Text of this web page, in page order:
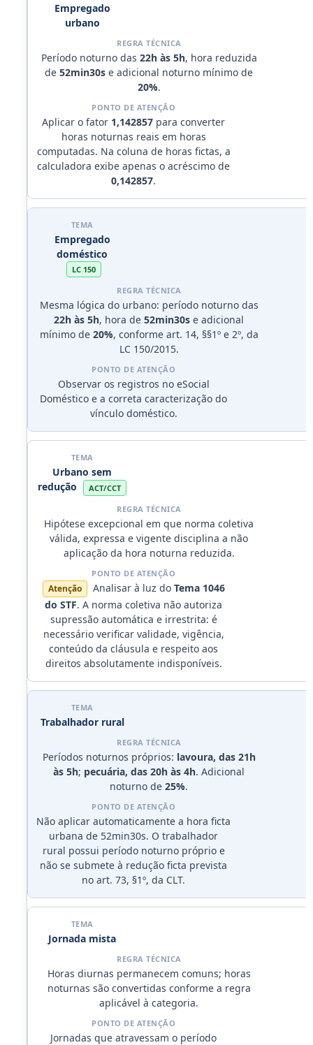
Empregado
urbano
Período noturno das 22h às 5h, hora reduzida
de52min30s e adicional noturno mínimo de
20%.
Aplicar o fator 1,142857 para converter
horas noturnas reais em horas
computadas. Na coluna de horas fictas, a
calculadora exibe apenas o acréscimo de
0,142857.
Empregado
doméstico
LC 150
Mesma lógica do urbano: período noturno das
22h às 5h, hora de52min30s e adicional
mínimo de 20%, conforme art. 14, §§1º e 2º, da
LC 150/2015.
Observar os registros no eSocial
Doméstico e a correta caracterização do
vínculo doméstico.
Urbano sem
redução
ACT/CCT
Hipótese excepcional em que norma coletiva
válida, expressa e vigente disciplina a não
aplicação da hora noturna reduzida.
Atenção Analisar à luz do Tema 1046
do STF. A norma coletiva não autoriza
supressão automática e irrestrita: é
necessário verificar validade, vigência,
conteúdo da cláusula e respeito aos
direitos absolutamente indisponíveis.
Trabalhador rural
Períodos noturnos próprios: lavoura, das 21h
às 5h; pecuária, das 20h às 4h. Adicional
noturno de25%.
Não aplicar automaticamente a hora ficta
urbana de 52min30s. O trabalhador
rural possui período noturno próprio e
não se submete à redução ficta prevista
no art. 73, §1º, da CLT.
Jornada mista
Horas diurnas permanecem comuns; horas
noturnas são convertidas conforme a regra
aplicável à categoria.
Jornadas que atravessam o período